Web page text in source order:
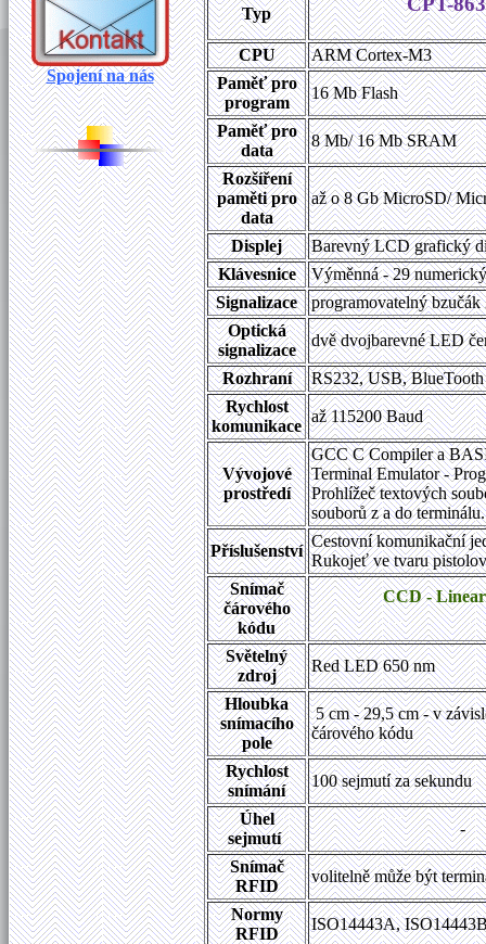
Spojení na nás
Typ
CPU
ARM Cortex-M3
Paměť pro
program
16 Mb Flash
Paměť pro
data
8 Mb/ 16 Mb SRAM
Rozšíření
paměti pro
data
až o 8 Gb MicroSD/
Displej
Barevný LCD grafický
Klávesnice
Výměnná - 29
Signalizace
programovatelný
Optická
signalizace
dvě dvojbarevné LED
Rozhraní
RS232, USB,
Rychlost
komunikace
až 115200 Baud
Vývojové
prostředí
GCC C Compiler a
Terminal Emulator -
Prohlížeč textových
souborů z a do terminálu.
Příslušenství
Cestovní komunikační
Rukojeť ve tvaru
Snímač
čárového
kódu
CCD -
Světelný
zdroj
Red LED 650 nm
Hloubka
snímacího
pole
5 cm - 29,5 cm - v
čárového kódu
Rychlost
snímání
100 sejmutí za sekundu
Úhel
sejmutí
-
Snímač
RFID
volitelně může být
Normy
RFID
ISO14443A,